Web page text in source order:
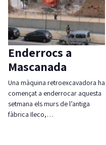
Enderrocs a
Mascanada
Una màquina retroexcavadora ha
començat a enderrocar aquesta
setmana els murs de l’antiga
fàbrica Ileco,…